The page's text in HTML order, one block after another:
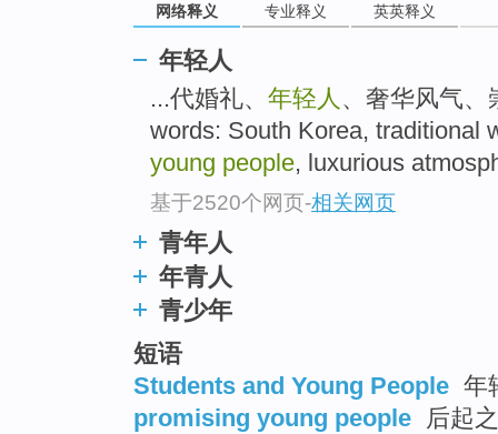
网络释义 专业释义 英英释义
年轻人
...代婚礼、 年轻人 、奢华风气、
words: South Korea, traditional
young people, luxurious
基于2520个网页-相关网页
青年人
年青人
青少年
短语
Students and Young People 年
promising young people
后起